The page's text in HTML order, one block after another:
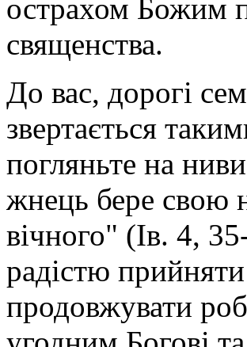
острахом Божим
священства.
До вас, дорогі
звертається
погляньте на
жнець бере свою
вічного" (Ів. 4,
радістю
продовжувати